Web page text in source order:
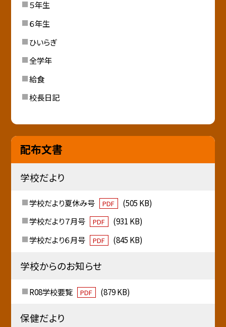
５年生
６年生
ひいらぎ
全学年
給食
校長日記
配布文書
学校だより
学校だより夏休み号 PDF
(505 KB)
学校だより７月号
PDF
(931 KB)
学校だより６月号
PDF (845 KB)
学校からのお知らせ
R08学校要覧 PDF (879 KB)
保健だより